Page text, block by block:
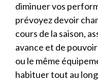
diminuer vos
prévoyez devoir
cours de la saison,
avance et de
ou le même
habituer tout au